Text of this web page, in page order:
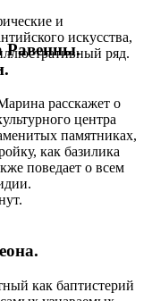
и
искусства,
ряд.
Равенны.
расскажет о
центра
памятниках,
как базилика
поведает о всем
как баптистерий